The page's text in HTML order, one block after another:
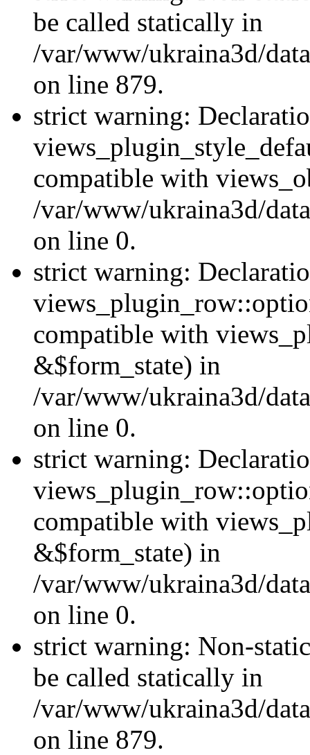
be called statically in
/var/www/ukraina3d/
on line 879.
strict warning:
compatible with
/var/www/ukraina3d/
on line 0.
strict warning:
compatible with
&$form_state) in
/var/www/ukraina3d/
on line 0.
strict warning:
compatible with
&$form_state) in
/var/www/ukraina3d/
on line 0.
strict warning: Non-
be called statically in
/var/www/ukraina3d/
on line 879.